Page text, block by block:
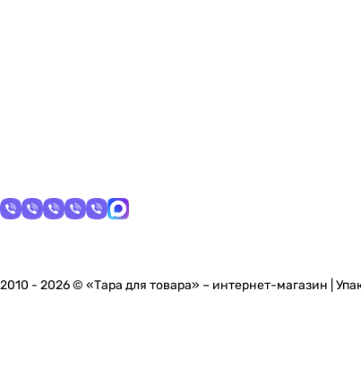
2010 - 2026 © «Тара для товара» – интернет-магазин |